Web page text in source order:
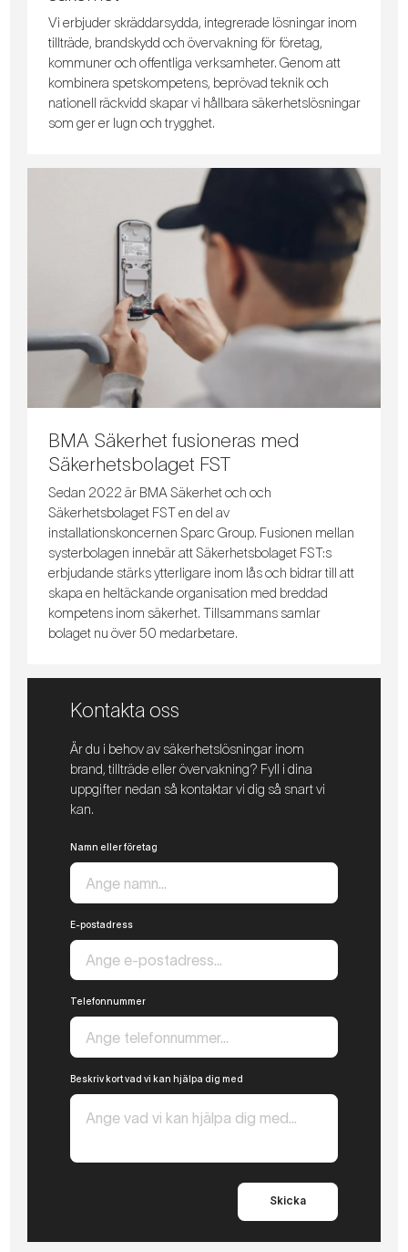
Vi erbjuder skräddarsydda, integrerade lösningar inom
tillträde, brandskydd och övervakning för företag,
kommuner och offentliga verksamheter. Genom att
kombinera spetskompetens, beprövad teknik och
nationell räckvidd skapar vi hållbara säkerhetslösningar
som ger er lugn och trygghet.
BMA Säkerhet fusioneras med
Säkerhetsbolaget FST
Sedan 2022 är BMA Säkerhet och och
Säkerhetsbolaget FST en del av
installationskoncernen Sparc Group. Fusionen mellan
systerbolagen innebär att Säkerhetsbolaget FST:s
erbjudande stärks ytterligare inom lås och bidrar till att
skapa en heltäckande organisation med breddad
kompetens inom säkerhet. Tillsammans samlar
bolaget nu över 50 medarbetare.
Kontakta oss
Är du i behov av säkerhetslösningar inom
brand, tillträde eller övervakning? Fyll i dina
uppgifter nedan så kontaktar vi dig så snart vi
kan.
Namn eller företag
E-postadress
Telefonnummer
Beskriv kort vad vi kan hjälpa dig med
Skicka